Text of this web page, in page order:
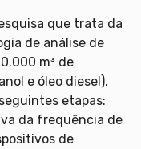
que trata da
de análise de
m³ de
e óleo diesel).
etapas:
da frequência de
de